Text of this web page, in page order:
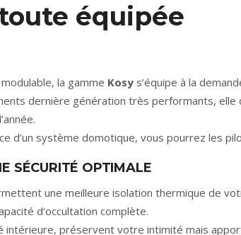
équipée
la gamme Kosy s’équipe à la
dernière génération très performants, elle
d’un système domotique, vous pourrez les
SÉCURITÉ OPTIMALE
une meilleure isolation thermique de
d’occultation complète.
intérieure, préservent votre intimité mais